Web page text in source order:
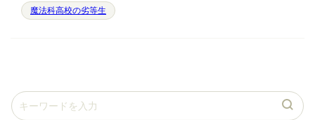
魔法科高校の劣等生